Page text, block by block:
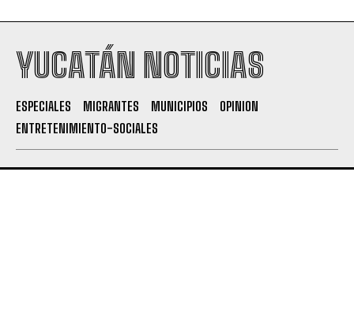
YUCATÁN NOTICIAS
ESPECIALES MIGRANTES MUNICIPIOS
OPINION
ENTRETENIMIENTO-SOCIALES